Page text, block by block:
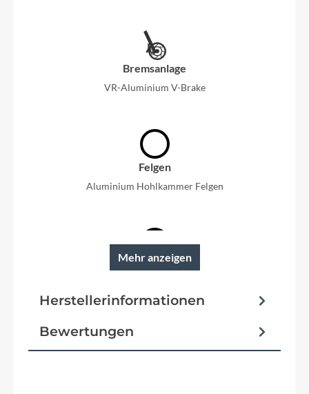
Bremsanlage
VR-Aluminium V-Brake
Felgen
Aluminium Hohlkammer Felgen
Reifen
Stahlschutzbleche
Mehr anzeigen
Herstellerinformationen
Bewertungen